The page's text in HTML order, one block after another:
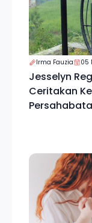
Irma Fauzia 05
Jesselyn
Ceritakan